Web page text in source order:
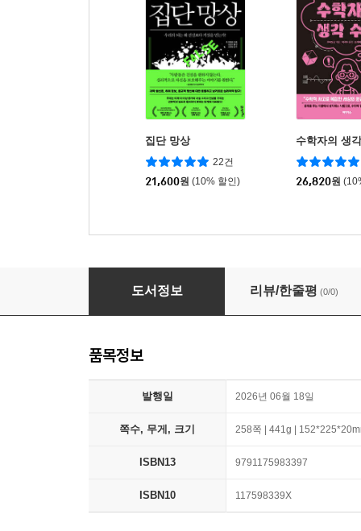
집단 망상
22건
21,600원 (10% 할인)
수학자의 생
26,820원
생명의 암호
도서정보 리뷰/한줄평 (0/0)
품목정보
발행일 2026년 06월 18일
쪽수, 무게, 크기 258쪽 | 441g |
ISBN13 9791175983397
ISBN10 117598339X